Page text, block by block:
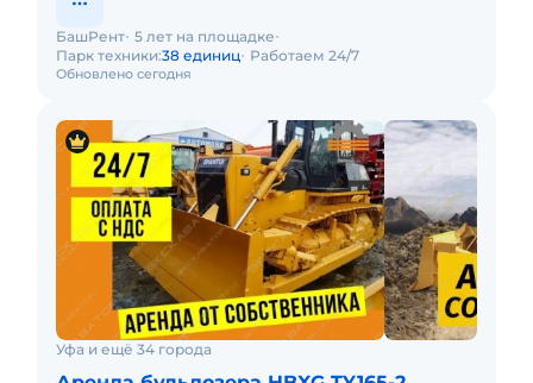
Обновлено сегодня
БашРент 5 лет на площадке
Парк техники:38 единиц Работаем 24/7
Уфа и ещё 34 города